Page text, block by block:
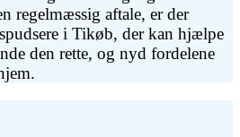
regelmæssig aftale, er der
i Tikøb, der kan hjælpe
den rette, og nyd fordelene